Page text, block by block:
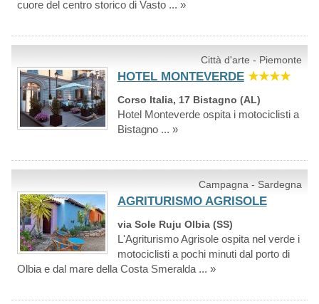
cuore del centro storico di Vasto ... »
Città d'arte - Piemonte
HOTEL MONTEVERDE ★★★★
Corso Italia, 17 Bistagno (AL)
Hotel Monteverde ospita i motociclisti a
Bistagno ... »
Campagna - Sardegna
AGRITURISMO AGRISOLE
via Sole Ruju Olbia (SS)
L'Agriturismo Agrisole ospita nel verde i
motociclisti a pochi minuti dal porto di
Olbia e dal mare della Costa Smeralda ... »